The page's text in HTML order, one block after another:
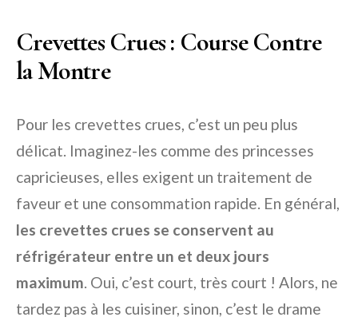
Crevettes Crues : Course Contre
la Montre
Pour les crevettes crues, c’est un peu plus
délicat. Imaginez-les comme des princesses
capricieuses, elles exigent un traitement de
faveur et une consommation rapide. En général,
les crevettes crues se conservent au
réfrigérateur entre un et deux jours
maximum. Oui, c’est court, très court ! Alors, ne
tardez pas à les cuisiner, sinon, c’est le drame